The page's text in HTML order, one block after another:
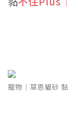
寵物｜草恩貓砂